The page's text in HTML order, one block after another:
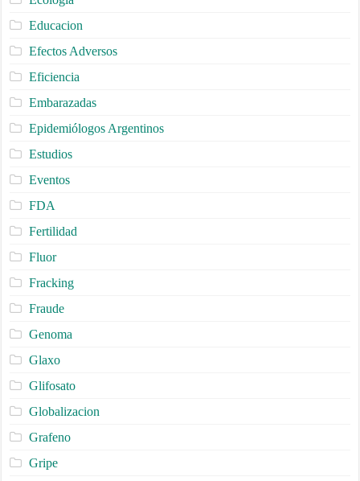
Educacion
Efectos Adversos
Eficiencia
Embarazadas
Epidemiólogos Argentinos
Estudios
Eventos
FDA
Fertilidad
Fluor
Fracking
Fraude
Genoma
Glaxo
Glifosato
Globalizacion
Grafeno
Gripe